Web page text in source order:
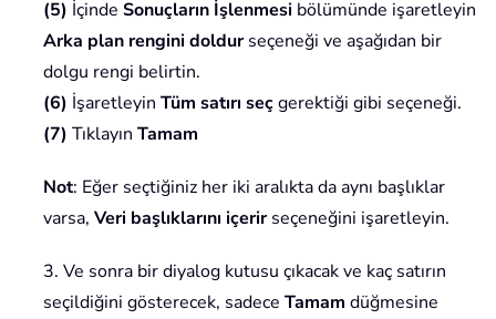
(5) İçinde Sonuçların İşlenmesi bölümünde işaretleyin
Arka plan rengini doldurseçeneği ve aşağıdan bir
dolgu rengi belirtin.
(6) İşaretleyin Tüm satırı seçgerektiği gibi seçeneği.
(7) Tıklayın Tamam
Not: Eğer seçtiğiniz her iki aralıkta da aynı başlıklar
varsa, Veri başlıklarını içerirseçeneğini işaretleyin.
3. Ve sonra bir diyalog kutusu çıkacak ve kaç satırın
seçildiğini gösterecek, sadece Tamam düğmesine